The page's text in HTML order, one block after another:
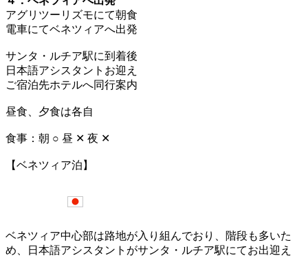
アグリツーリズモにて朝食
電車にてベネツィアへ出発
サンタ・ルチア駅に到着後
日本語アシスタントお迎え
ご宿泊先ホテルへ同行案内
昼食、夕食は各自
食事：朝 ○ 昼 ✕ 夜 ✕
【ベネツィア泊】
ベネツィア中心部は路地が入り組んでおり、階段も多いた
め、日本語アシスタントがサンタ・ルチア駅にてお出迎え